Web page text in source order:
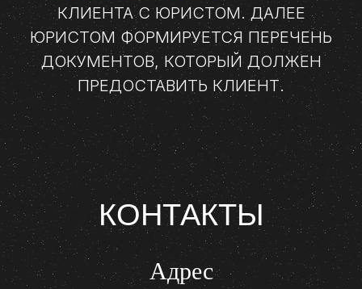
КЛИЕНТА С ЮРИСТОМ. ДАЛЕЕ
ЮРИСТОМ ФОРМИРУЕТСЯ ПЕРЕЧЕНЬ
ДОКУМЕНТОВ, КОТОРЫЙ ДОЛЖЕН
ПРЕДОСТАВИТЬ КЛИЕНТ.
КОНТАКТЫ
Адрес